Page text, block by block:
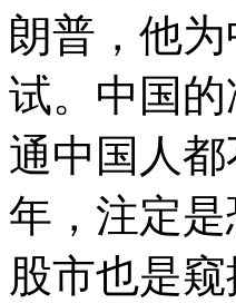
朗普，他
试。中国
通中国人
年，注定
股市也是